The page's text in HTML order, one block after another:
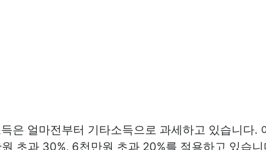
은 얼마전부터 기타소득으로 과세하고 있습니다.
초과 30%, 6천만원 초과 20%를 적용하고 있습니